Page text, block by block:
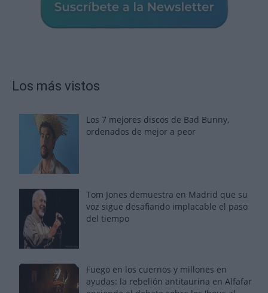
Los más vistos
Los 7 mejores discos de Bad Bunny,
ordenados de mejor a peor
Tom Jones demuestra en Madrid que su
voz sigue desafiando implacable el paso
del tiempo
Fuego en los cuernos y millones en
ayudas: la rebelión antitaurina en Alfafar